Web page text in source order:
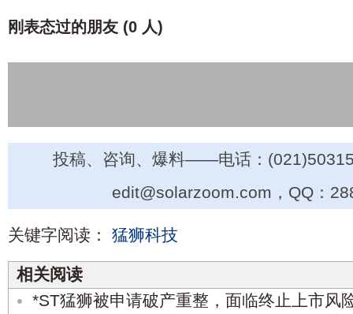
刚表态过的朋友 (0 人)
投稿、咨询、爆料——电话：
edit@solarzoom.com，QQ：
关键字阅读： 猛狮科技
相关阅读
*ST猛狮被申请破产重整，面临终止上市风